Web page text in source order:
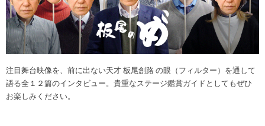
注目舞台映像を、前に出ない天才 板尾創路 の眼（フィルター）を通して
語る全１２篇のインタビュー。貴重なステージ鑑賞ガイドとしてもぜひ
お楽しみください。